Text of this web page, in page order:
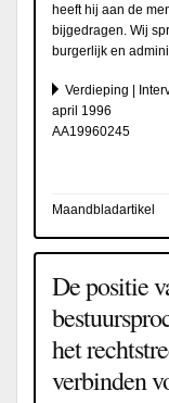
heeft hij aan de
bijgedragen. Wij
burgerlijk en
Verdieping |
april 1996
AA19960245
Maandbladartikel
De positie
het
verbinden